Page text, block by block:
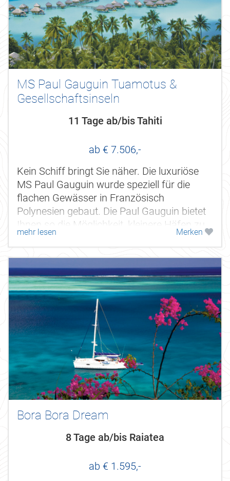
MS Paul Gauguin Tuamotus &
Gesellschaftsinseln
11 Tage ab/bis Tahiti
ab € 7.506,-
Kein Schiff bringt Sie näher. Die luxuriöse
MS Paul Gauguin wurde speziell für die
flachen Gewässer in Französisch
Polynesien gebaut. Die Paul Gauguin bietet
Ihnen so die Möglichkeit, kleinere Häfen zu
besuchen, die große Schiffe...
mehr lesen Merken
Bora Bora Dream
8 Tage ab/bis Raiatea
ab € 1.595,-